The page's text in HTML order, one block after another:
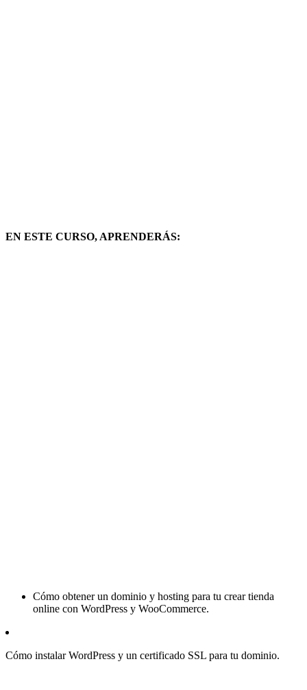
EN ESTE CURSO, APRENDERÁS:
Cómo obtener un dominio y hosting para tu crear tienda
online con WordPress y WooCommerce.
Cómo instalar WordPress y un certificado SSL para tu dominio.